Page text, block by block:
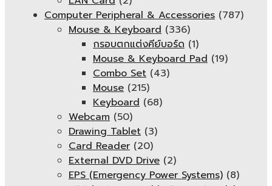
Computer Peripheral & Accessories (787)
Mouse & Keyboard (336)
กรอบตกแต่งคีย์บอร์ด (1)
Mouse & Keyboard Pad (19)
Combo Set (43)
Mouse (215)
Keyboard (68)
Webcam (50)
Drawing Tablet (3)
Card Reader (20)
External DVD Drive (2)
EPS (Emergency Power Systems) (8)